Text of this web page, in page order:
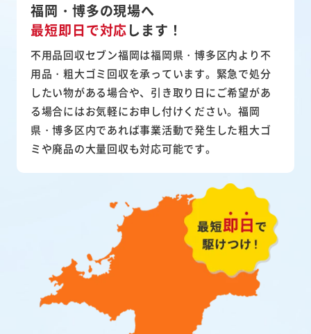
福岡・博多の現場へ
最短即日で対応します！
不用品回収セブン福岡は福岡県・博多区内より不
用品・粗大ゴミ回収を承っています。緊急で処分
したい物がある場合や、引き取り日にご希望があ
る場合にはお気軽にお申し付けください。福岡
県・博多区内であれば事業活動で発生した粗大ゴ
ミや廃品の大量回収も対応可能です。